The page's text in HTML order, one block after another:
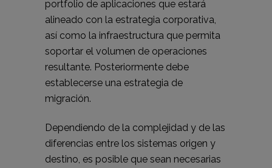
portfolio de aplicaciones que estará
alineado con la estrategia corporativa,
así como la infraestructura que permita
soportar el volumen de operaciones
resultante. Posteriormente debe
establecerse una estrategia de
migración.
Dependiendo de la complejidad y de las
diferencias entre los sistemas origen y
destino, es posible que sean necesarias